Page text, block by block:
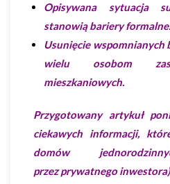
Opisywana sytuacja
stanowią bariery formalne.
Usunięcie wspomnianych
wielu osobom
mieszkaniowych.
Przygotowany artykuł
ciekawych informacji,
domów
przez prywatnego